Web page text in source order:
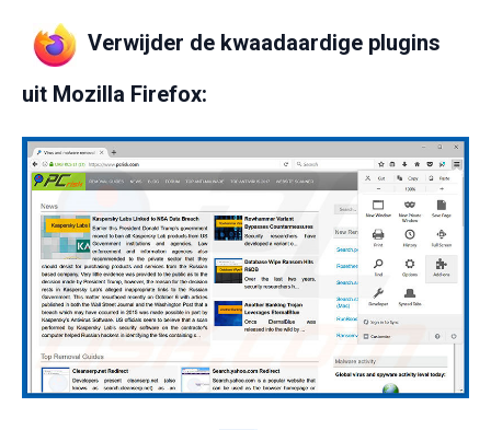
Verwijder de kwaadaardige plugins
uit Mozilla Firefox: